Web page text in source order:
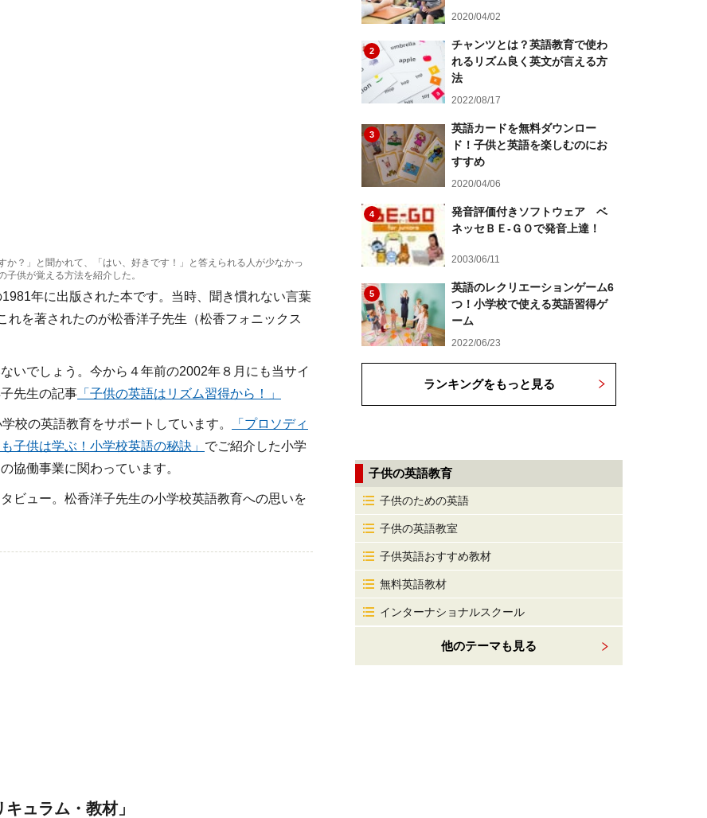
？」と聞かれて、「はい、好きです！」と答えられる人が少なかっ
供が覚える方法を紹介した。
年に出版された本です。当時、聞き慣れない言葉
れを著されたのが松香洋子先生（松香フォニックス
いでしょう。今から４年前の2002年８月にも当サイ
先生の記事 「子供の英語はリズム習得から！」
校の英語教育をサポートしています。
「プロソディ
も子供は学ぶ！小学校英語の秘訣」 でご紹介した小学
協働事業に関わっています。
ビュー。松香洋子先生の小学校英語教育への思いを
ュラム・教材」
2020/04/02
2
チャンツとは？英語教育で使わ
れるリズム良く英文が言える方
法
2022/08/17
3
英語カードを無料ダウンロー
ド！子供と英語を楽しむのにお
すすめ
2020/04/06
4
発音評価付きソフトウェア ベ
ネッセＢＥ-ＧＯで発音上達！
2003/06/11
5
英語のレクリエーションゲーム6
つ！小学校で使える英語習得ゲ
ーム
2022/06/23
ランキングをもっと見る
子供の英語教育
子供のための英語
子供の英語教室
子供英語おすすめ教材
無料英語教材
インターナショナルスクール
他のテーマも見る